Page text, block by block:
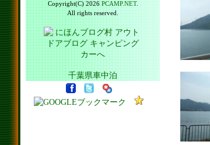
Copyright(C) 2026 PCAMP.NET.
All rights reserved.
千葉県車中泊